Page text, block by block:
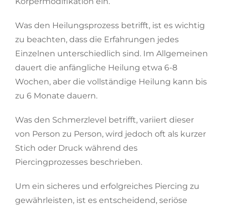
Was den Heilungsprozess betrifft, ist es wichtig
zu beachten, dass die Erfahrungen jedes
Einzelnen unterschiedlich sind. Im Allgemeinen
dauert die anfängliche Heilung etwa 6-8
Wochen, aber die vollständige Heilung kann bis
zu 6 Monate dauern.
Was den Schmerzlevel betrifft, variiert dieser
von Person zu Person, wird jedoch oft als kurzer
Stich oder Druck während des
Piercingprozesses beschrieben.
Um ein sicheres und erfolgreiches Piercing zu
gewährleisten, ist es entscheidend, seriöse